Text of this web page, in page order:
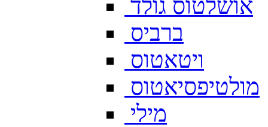
אושלטוס גולד
ברביס
ויטאטוס
מולטיפסיאטוס
מילי